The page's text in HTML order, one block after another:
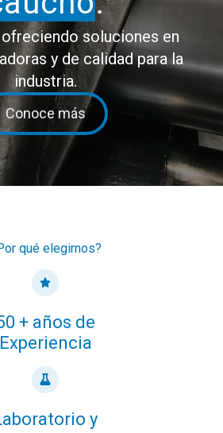
soluciones en
y de calidad para la
industria.
Conoce más
qué elegirnos?
+ años de
Experiencia
y